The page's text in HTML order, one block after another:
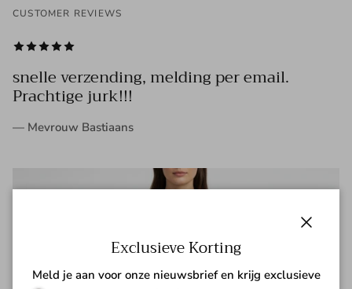
CUSTOMER REVIEWS
snelle verzending, melding per email.
Prachtige jurk!!!
— Mevrouw Bastiaans
Exclusieve Korting
Meld je aan voor onze nieuwsbrief en krijg exclusieve